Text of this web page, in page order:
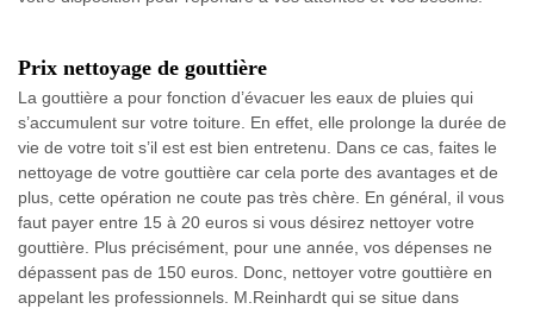
Prix nettoyage de gouttière
La gouttière a pour fonction d’évacuer les eaux de pluies qui
s’accumulent sur votre toiture. En effet, elle prolonge la durée de
vie de votre toit s’il est est bien entretenu. Dans ce cas, faites le
nettoyage de votre gouttière car cela porte des avantages et de
plus, cette opération ne coute pas très chère. En général, il vous
faut payer entre 15 à 20 euros si vous désirez nettoyer votre
gouttière. Plus précisément, pour une année, vos dépenses ne
dépassent pas de 150 euros. Donc, nettoyer votre gouttière en
appelant les professionnels. M.Reinhardt qui se situe dans